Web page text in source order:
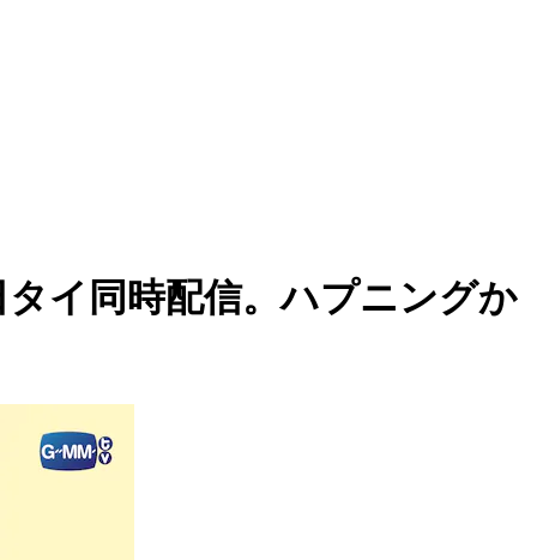
タイ同時配信。ハプニングか